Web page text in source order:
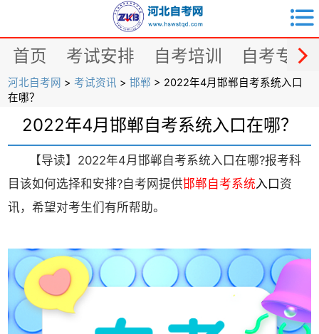

首页 考试安排 自考培训 自考专业

河北自考网 >考试资讯 >邯郸 > 2022年4月邯郸自考系统入口
在哪？
2022年4月邯郸自考系统入口在哪？
【导读】2022年4月邯郸自考系统入口在哪?报考科
目该如何选择和安排?自考网提供邯郸自考系统入口 资
讯，希望对考生们有所帮助。